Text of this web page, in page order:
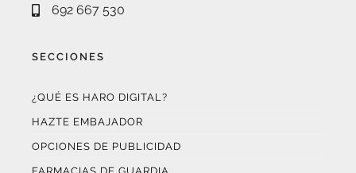
692 667 530
SECCIONES
¿QUÉ ES HARO DIGITAL?
HAZTE EMBAJADOR
OPCIONES DE PUBLICIDAD